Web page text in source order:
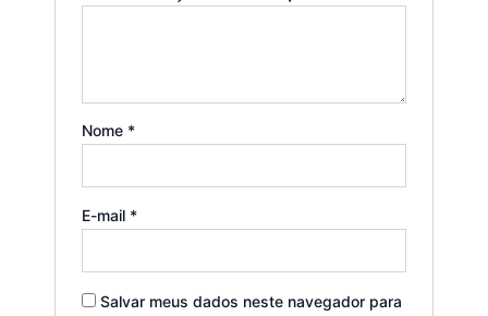
Nome *
E-mail *
Salvar meus dados neste navegador para